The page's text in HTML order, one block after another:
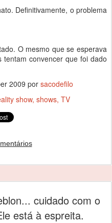
Definitivamente, o problema
O mesmo que se esperava
convencer que foi dado
2009 por sacodefilo
show shows TV
cuidado com o
está à espreita.